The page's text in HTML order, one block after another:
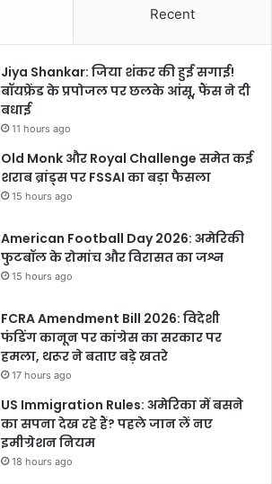
Recent
Jiya Shankar: जिया शंकर की हुई सगाई!
बॉयफ्रेंड के प्रपोजल पर छलके आंसू, फैंस ने दी
बधाई
11 hours ago
Old Monk और Royal Challenge समेत कई
शराब ब्रांड्स पर FSSAI का बड़ा फैसला
15 hours ago
American Football Day 2026: अमेरिकी
फुटबॉल के रोमांच और विरासत का जश्न
15 hours ago
FCRA Amendment Bill 2026: विदेशी
फंडिंग कानून पर कांग्रेस का सरकार पर
हमला, थरूर ने बताए बड़े खतरे
17 hours ago
US Immigration Rules: अमेरिका में बसने
का सपना देख रहे हैं? पहले जान लें नए
इमीग्रेशन नियम
18 hours ago